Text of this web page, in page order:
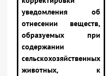
уведомления об
отнесении веществ,
образуемых при
содержании
сельскохозяйственных
животных, к